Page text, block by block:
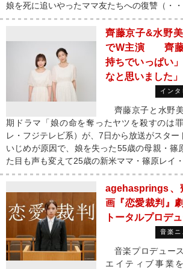
娘を死に追いやったママ友たちへの復讐（・・
齊藤京子&水野
でW主演 齊藤
持ちでいっぱい
なと思いました
インタ
齊藤京子と水野
期ドラマ「娘の命を奪ったヤツを殺すのは
レ・フジテレビ系）が、7日から放送がスタ
いじめが原因で、娘を失った55歳の母親・篠
た目も声も変えて25歳の新米ママ・篠原レイ
agehasprings、
画『恋愛裁判』
トータルプロデ
音楽ニ
音楽プロデュー
エイティブ事業